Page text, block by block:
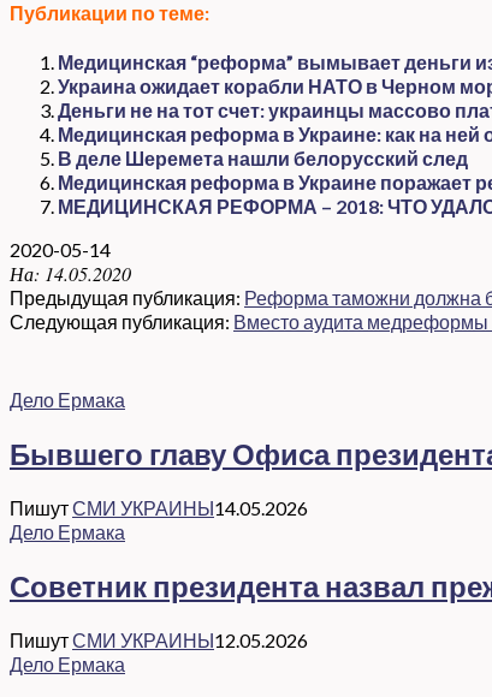
Публикации по теме:
Медицинская “реформа” вымывает деньги
Украина ожидает корабли НАТО в Черном
Деньги не на тот счет: украинцы массово
Медицинская реформа в Украине: как на ней
В деле Шеремета нашли белорусский след
Медицинская реформа в Украине поражает
МЕДИЦИНСКАЯ РЕФОРМА – 2018: ЧТО
2020-05-14
На: 14.05.2020
Предыдущая публикация: Реформа таможни должна
Следующая публикация: Вместо аудита медреформы
Дело Ермака
Бывшего главу Офиса
ПишутСМИ УКРАИНЫ14.05.2026
Дело Ермака
Советник президента назвал
ПишутСМИ УКРАИНЫ12.05.2026
Дело Ермака